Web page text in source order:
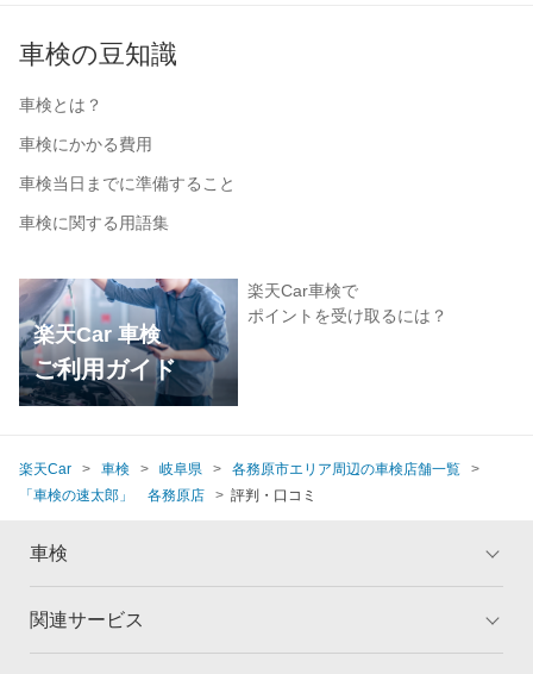
車検の豆知識
車検とは？
車検にかかる費用
車検当日までに準備すること
車検に関する用語集
楽天Car 車検
ご利用ガイド
楽天Car車検で
ポイントを受け取るには？
楽天Car 車検 岐阜県
各務原市エリア周辺の車検店舗一覧
「車検の速太郎」 各務原店
評判・口コミ
車検
トップ
関連サービス